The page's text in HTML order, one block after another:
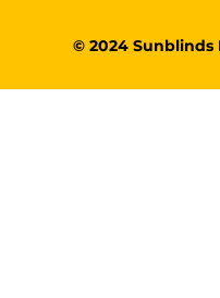
© 2024 Sunblinds